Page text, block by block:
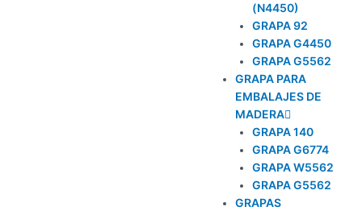
(N4450)
GRAPA 92
GRAPA G4450
GRAPA G5562
GRAPA PARA
EMBALAJES DE
MADERA
GRAPA 140
GRAPA G6774
GRAPA W5562
GRAPA G5562
GRAPAS